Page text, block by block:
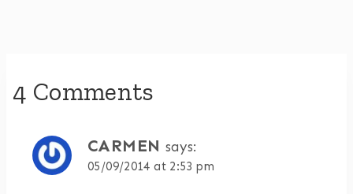
4 Comments
CARMEN says:
05/09/2014 at 2:53 pm